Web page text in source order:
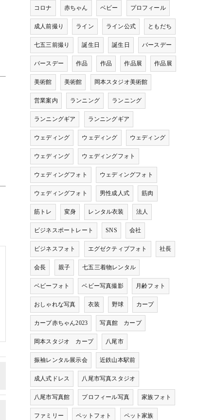
コロナ 赤ちゃん ベビー プロフィール
成人前撮り ライン ライン公式 ともだち
七五三前撮り 誕生日 誕生日 バースデー
バースデー 作品 作品 作品展 作品展
美術館 美術館 岡本スタジオ美術館
営業案内 ランニング ランニング
ランニングギア ランニングギア
ウェディング ウェディング ウェディング
ウェディング ウェディングフォト
ウェディングフォト ウェディングフォト
ウェディングフォト 男性成人式 筋肉
筋トレ 変身 レンタル衣装 法人
ビジネスポートレート SNS 会社
ビジネスフォト エグゼクティブフォト 社長
会長 親子 七五三着物レンタル
ベビーフォト ベビー写真撮影 月齢フォト
おしゃれな写真 衣装 野球 カープ
カープ赤ちゃん2023 写真館 カープ
岡本スタジオ カープ 八尾市
振袖レンタル展示会 近鉄山本駅前
成人式ドレス 八尾市写真スタジオ
八尾市写真館 プロフィール写真 家族フォト
ファミリー ペットフォト ペット家族